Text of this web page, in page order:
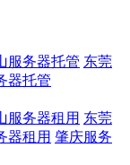
服务器托管 东莞
器托管
服务器租用 东莞
器租用 肇庆服务